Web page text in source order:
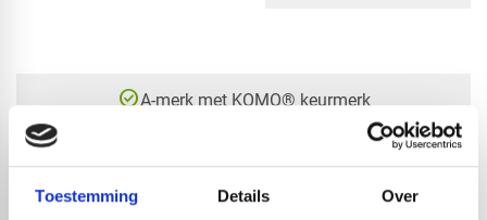
Toestemming Details Over
check_circleA-merk met KOMO® keurmerk
Leverancier met expertise in EPDM-verwerking